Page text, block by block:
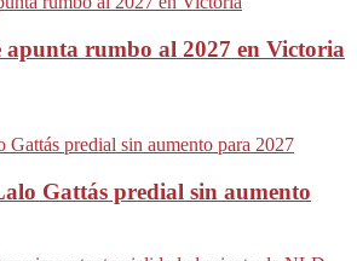
apunta rumbo al 2027 en Victoria
Gattás predial sin aumento